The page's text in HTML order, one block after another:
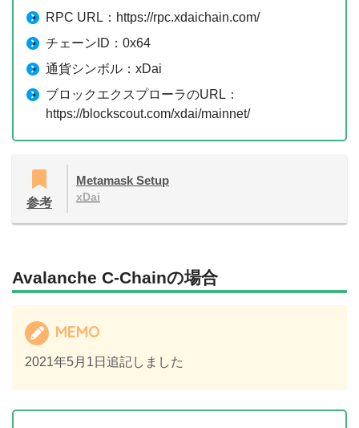
RPC URL：https://rpc.xdaichain.com/
チェーンID：0x64
通貨シンボル：xDai
ブロックエクスプローラのURL：
https://blockscout.com/xdai/mainnet/
参考
Metamask Setup
xDai
Avalanche C-Chainの場合
MEMO
2021年5月1日追記しました